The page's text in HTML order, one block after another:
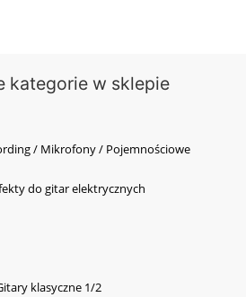
kategorie w sklepie
/ Mikrofony / Pojemnościowe
do gitar elektrycznych
klasyczne 1/2